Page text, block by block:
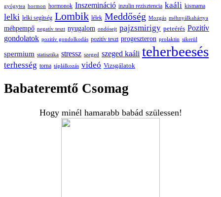
gyógytea hormon hormonok Inszemináció inzulin rezisztencia kaáli kismama
lelki lelki segítség Lombik lélek Meddőség Mozgás méhnyálkahártya
méhpempő negatív teszt nyugalom ondósejt pajzsmirigy peteérés Pozitív
gondolatok pozitív gondolkodás pozitív teszt progeszteron prolaktin sikerül
spermium statisztika stressz szeged szeged kaáli teherbeesés
terhesség torna táplálkozás videó Vizsgálatok
Babateremtő Csomag
Hogy minél hamarabb babád szülessen!